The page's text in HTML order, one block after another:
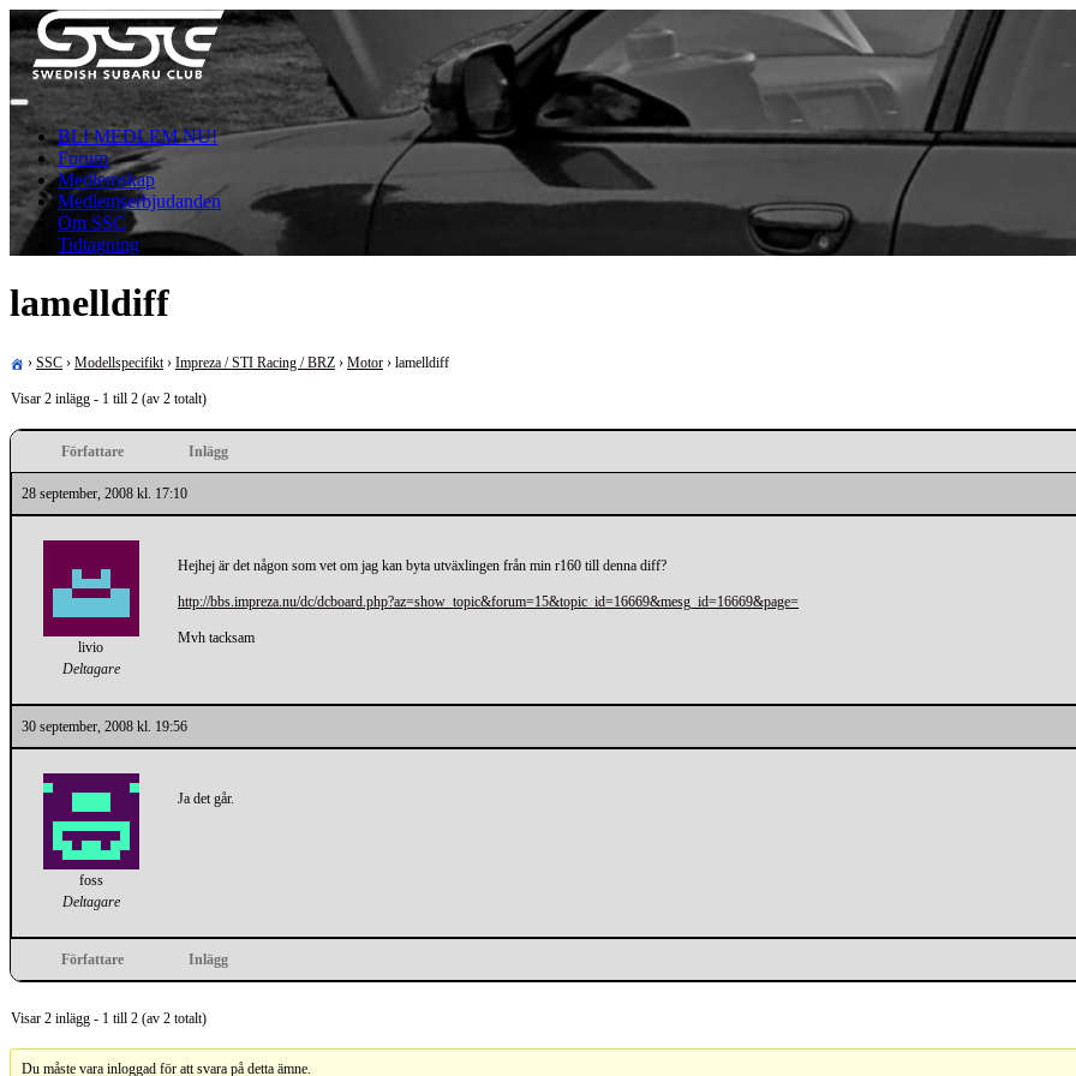
Skip
to
content
Swedish Subaru Club
För oss som älskar Subaru!
BLI MEDLEM NU!
Forum
Medlemskap
Medlemserbjudanden
Om SSC
Tidtagning
lamelldiff
› SSC › Modellspecifikt › Impreza / STI Racing / BRZ › Motor › lamelldiff
Visar 2 inlägg - 1 till 2 (av 2 totalt)
Författare Inlägg
28 september, 2008 kl. 17:10
livio
Deltagare
Hejhej är det någon som vet om jag kan byta utväxlingen från min r160 till denna diff?
http://bbs.impreza.nu/dc/dcboard.php?az=show_topic&forum=15&topic_id=16669&mesg_id=16669&page=
Mvh tacksam
30 september, 2008 kl. 19:56
foss
Deltagare
Ja det går.
Författare Inlägg
Visar 2 inlägg - 1 till 2 (av 2 totalt)
Du måste vara inloggad för att svara på detta ämne.